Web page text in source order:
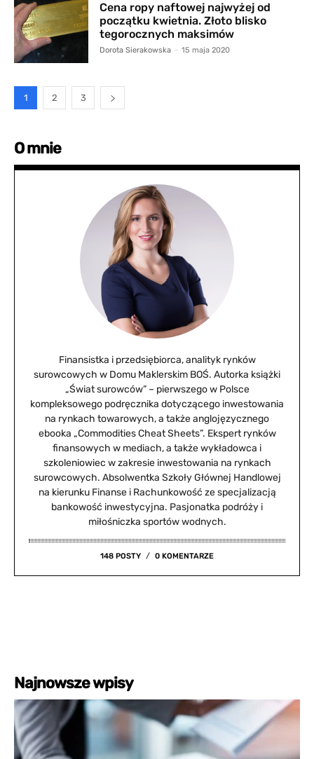
Cena ropy naftowej najwyżej od
początku kwietnia. Złoto blisko
tegorocznych maksimów
Dorota Sierakowska - 15 maja 2020
1 2 3
O mnie
Finansistka i przedsiębiorca, analityk rynków
surowcowych w Domu Maklerskim BOŚ. Autorka książki
„Świat surowców” – pierwszego w Polsce
kompleksowego podręcznika dotyczącego inwestowania
na rynkach towarowych, a także anglojęzycznego
ebooka „Commodities Cheat Sheets”. Ekspert rynków
finansowych w mediach, a także wykładowca i
szkoleniowiec w zakresie inwestowania na rynkach
surowcowych. Absolwentka Szkoły Głównej Handlowej
na kierunku Finanse i Rachunkowość ze specjalizacją
bankowość inwestycyjna. Pasjonatka podróży i
miłośniczka sportów wodnych.
148 POSTY 0 KOMENTARZE
Najnowsze wpisy